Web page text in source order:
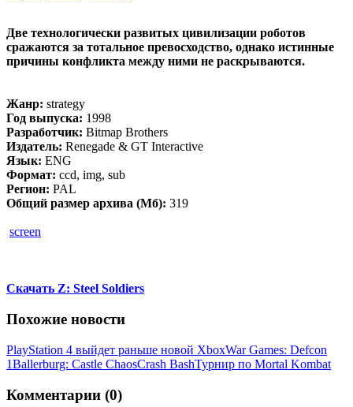
Две технологически развитых цивилизации роботов
сражаются за тотальное превосходство, однако истинные
причины конфликта между ними не раскрываются.
Жанр: strategy
Год выпуска: 1998
Разработчик: Bitmap Brothers
Издатель: Renegade & GT Interactive
Язык: ENG
Формат: ccd, img, sub
Регион: PAL
Общий размер архива (Мб): 319
screen
Скачать Z: Steel Soldiers
Похожие новости
PlayStation 4 выйдет раньше новой XboxWar Games: Defcon
1Ballerburg: Castle ChaosCrash BashТурнир по Mortal Kombat
Комментарии (0)